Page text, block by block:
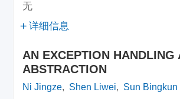
无
详细信息
AN EXCEPTION
ABSTRACTION
Ni Jingze, Shen Liwei, Sun Bingkun